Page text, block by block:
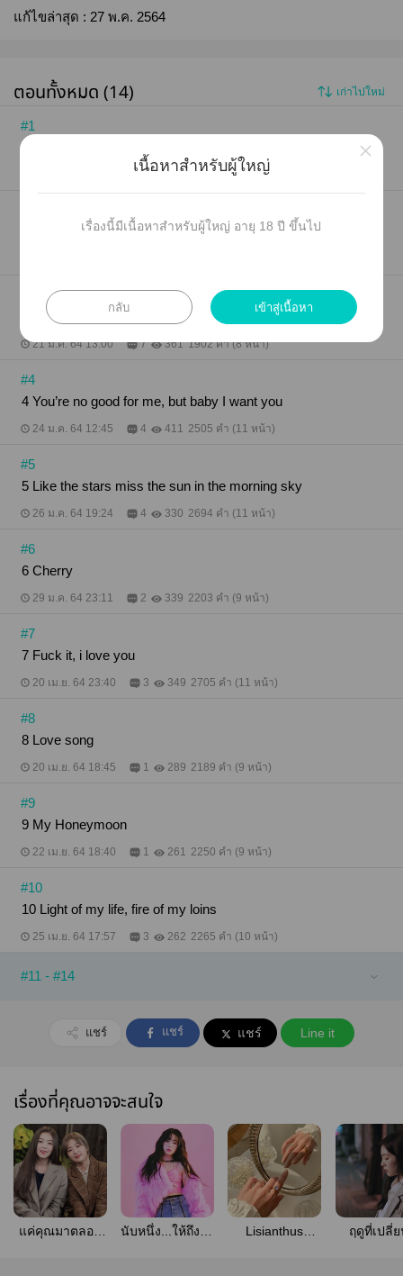
แก้ไขล่าสุด : 27 พ.ค. 2564
ตอนทั้งหมด (14) เก่าไปใหม่
#1
2 726 2365 คำ (10 หน้า)
2 But I lost myself when I lost you
3 Religion
21 ม.ค. 64 13:00 7 361 1902 คำ (8 หน้า)
#4
4 You’re no good for me, but baby I want you
24 ม.ค. 64 12:45 4 411 2505 คำ (11 หน้า)
#5
5 Like the stars miss the sun in the morning sky
26 ม.ค. 64 19:24 4 330 2694 คำ (11 หน้า)
#6
6 Cherry
29 ม.ค. 64 23:11 2 339 2203 คำ (9 หน้า)
#7
7 Fuck it, i love you
20 เม.ย. 64 23:40 3 349 2705 คำ (11 หน้า)
#8
8 Love song
20 เม.ย. 64 18:45 1 289 2189 คำ (9 หน้า)
#9
9 My Honeymoon
22 เม.ย. 64 18:40 1 261 2250 คำ (9 หน้า)
#10
10 Light of my life, fire of my loins
25 เม.ย. 64 17:57 3 262 2265 คำ (10 หน้า)
#11 - #14
แชร์ แชร์ แชร์ Line it
เรื่องที่คุณอาจจะสนใจ
แค่คุณมาตลอด
นับหนึ่ง...ให้ถึงรัก
Lisianthus
ฤดูที่เปลี่
เนื้อหาสำหรับผู้ใหญ่
เรื่องนี้มีเนื้อหาสำหรับผู้ใหญ่ อายุ 18 ปี ขึ้นไป
กลับ เข้าสู่เนื้อหา
×